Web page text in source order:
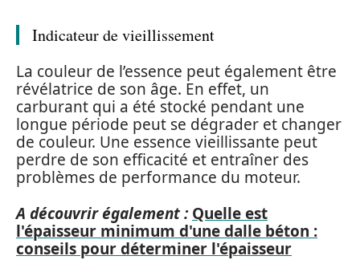
Indicateur de vieillissement
La couleur de l’essence peut également être
révélatrice de son âge. En effet, un
carburant qui a été stocké pendant une
longue période peut se dégrader et changer
de couleur. Une essence vieillissante peut
perdre de son efficacité et entraîner des
problèmes de performance du moteur.
A découvrir également : Quelle est
l'épaisseur minimum d'une dalle béton :
conseils pour déterminer l'épaisseur